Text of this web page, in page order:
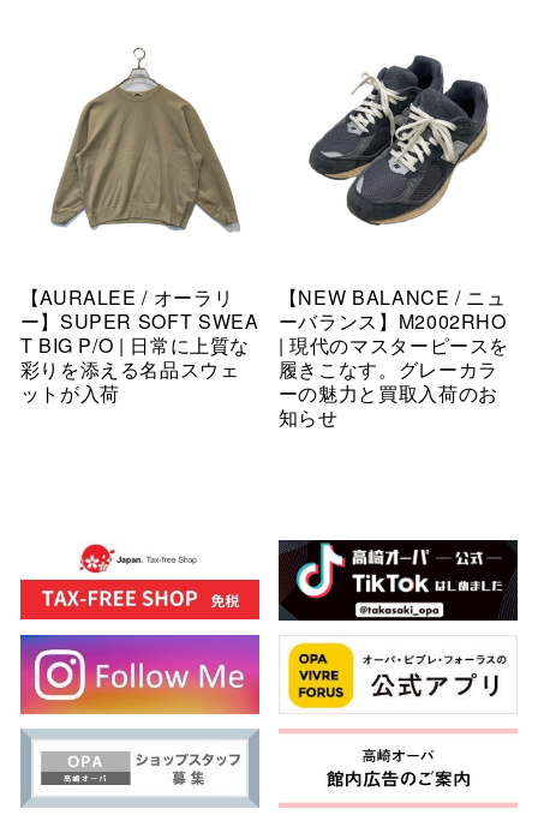
【AURALEE / オーラリ
ー】SUPER SOFT SWEA
T BIG P/O | 日常に上質な
彩りを添える名品スウェ
ットが入荷
【NEW BALANCE / ニュ
ーバランス】M2002RHO
| 現代のマスターピースを
履きこなす。グレーカラ
ーの魅力と買取入荷のお
知らせ